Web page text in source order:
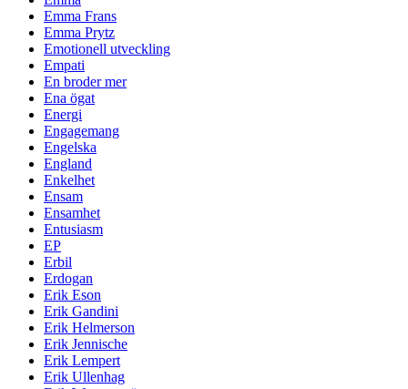
Emma Frans
Emma Prytz
Emotionell utveckling
Empati
En broder mer
Ena ögat
Energi
Engagemang
Engelska
England
Enkelhet
Ensam
Ensamhet
Entusiasm
EP
Erbil
Erdogan
Erik Eson
Erik Gandini
Erik Helmerson
Erik Jennische
Erik Lempert
Erik Ullenhag